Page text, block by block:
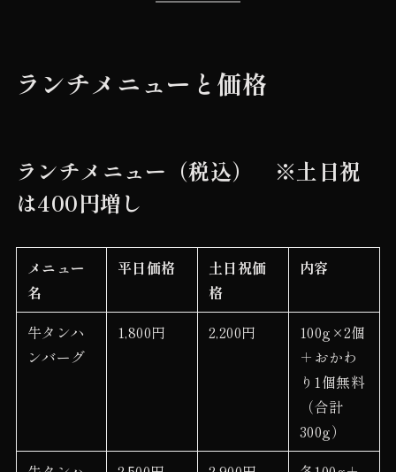
ランチメニューと価格
ランチメニュー（税込） ※土日祝
は400円増し
メニュー
名
平日価格
土日祝価
格
内容
牛タンハ
ンバーグ
1,800円 2,200円
100g×2個
＋おかわ
り1個無料
（合計
300g）